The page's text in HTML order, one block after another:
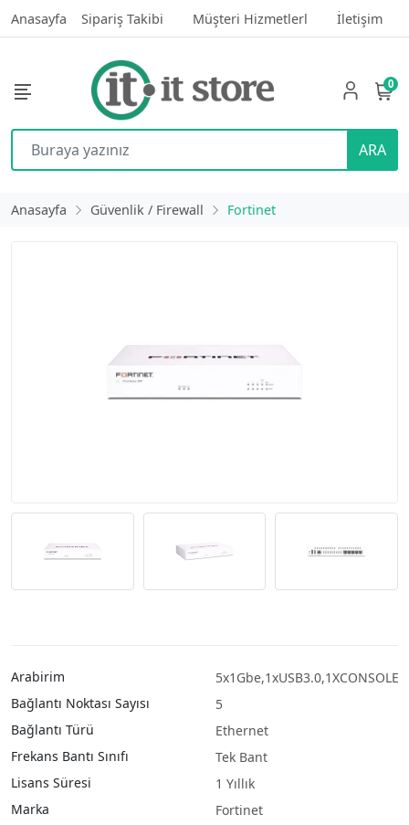
Anasayfa Sipariş Takibi Müşteri Hizmetlerl İletişim
ARA
0
Anasayfa Güvenlik / Firewall Fortinet
Arabirim
5x1Gbe,1xUSB3.0,1XCONSOLE
Bağlantı Noktası Sayısı
5
Bağlantı Türü
Ethernet
Frekans Bantı Sınıfı
Tek Bant
Lisans Süresi
1 Yıllık
Marka
Fortinet